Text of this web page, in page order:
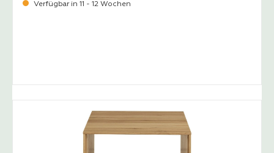
Verfügbar in 11 - 12 Wochen